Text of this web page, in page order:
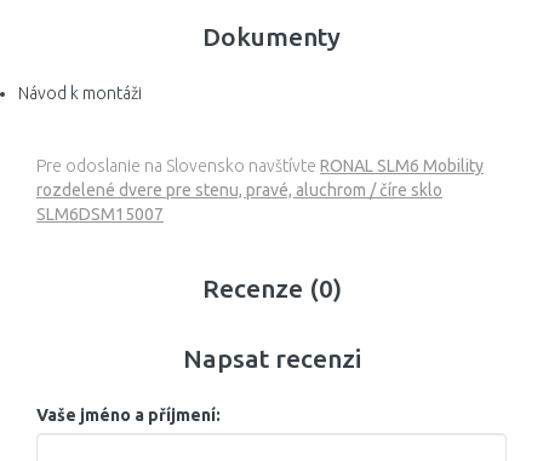
Dokumenty
Návod k montáži
Pre odoslanie na Slovensko navštívte RONAL SLM6 Mobility
rozdelené dvere pre stenu, pravé, aluchrom / číre sklo
SLM6DSM15007
Recenze (0)
Napsat recenzi
Vaše jméno a příjmení: